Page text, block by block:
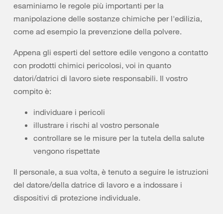
esaminiamo le regole più importanti per la
manipolazione delle sostanze chimiche per l'edilizia,
come ad esempio la prevenzione della polvere.
Appena gli esperti del settore edile vengono a contatto
con prodotti chimici pericolosi, voi in quanto
datori/datrici di lavoro siete responsabili. Il vostro
compito è:
individuare i pericoli
illustrare i rischi al vostro personale
controllare se le misure per la tutela della salute
vengono rispettate
Il personale, a sua volta, è tenuto a seguire le istruzioni
del datore/della datrice di lavoro e a indossare i
dispositivi di protezione individuale.